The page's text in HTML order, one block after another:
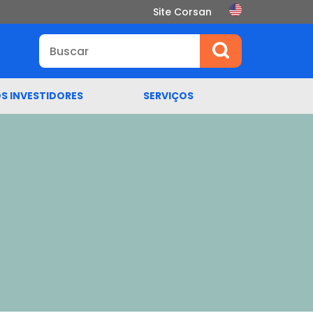
Site Corsan
INVESTIDORES SERVIÇOS